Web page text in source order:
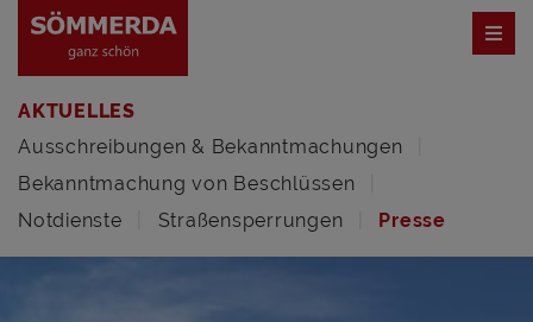
AKTUELLES
Ausschreibungen & Bekanntmachungen
Bekanntmachung von Beschlüssen
Notdienste
Straßensperrungen Presse